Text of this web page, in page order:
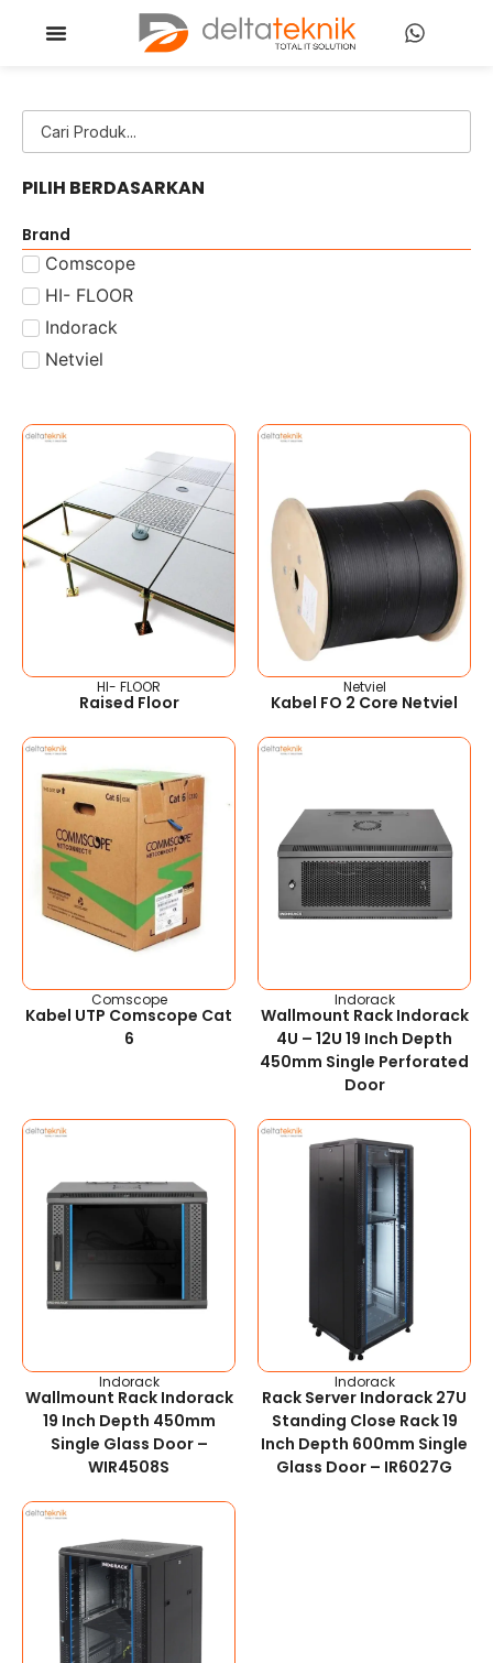
PILIH BERDASARKAN
Brand
Comscope
HI- FLOOR
Indorack
Netviel
HI- FLOOR
Raised Floor
Netviel
Kabel FO 2 Core Netviel
Comscope
Kabel UTP Comscope Cat
6
Indorack
Wallmount Rack Indorack
4U – 12U 19 Inch Depth
450mm Single Perforated
Door
Indorack
Wallmount Rack Indorack
19 Inch Depth 450mm
Single Glass Door –
WIR4508S
Indorack
Rack Server Indorack 27U
Standing Close Rack 19
Inch Depth 600mm Single
Glass Door – IR6027G